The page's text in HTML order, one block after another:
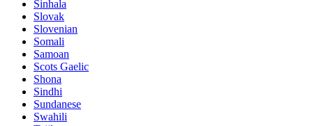
Sinhala
Slovak
Slovenian
Somali
Samoan
Scots Gaelic
Shona
Sindhi
Sundanese
Swahili